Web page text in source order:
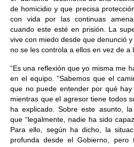
de homicidio y que precisa
con vida por las continuas
cuando este esté en prisión. La
vive con miedo desde que denunció
no se les controla a ellos en vez de a
“Es una reflexión que yo misma me
en el equipo. “Sabemos que el
que no puede entender por qué
mientras que el agresor tiene todos
ha explicado. Sobre este asunto,
que “legalmente, nadie ha sido
Para ello, según ha dicho, la
profunda desde el Gobierno, pero